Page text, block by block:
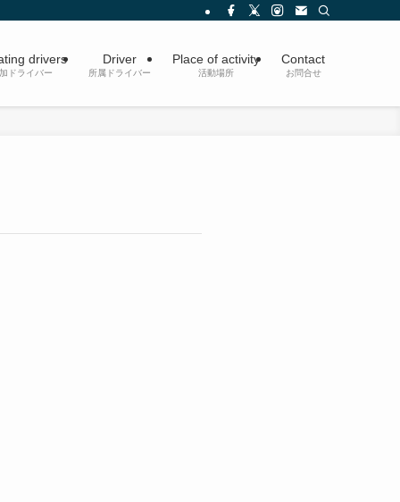
drivers
ドライバー
Driver
所属ドライバー
Place of activity
活動場所
Contact
お問合せ